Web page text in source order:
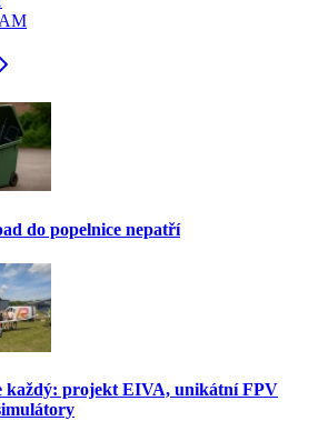
do popelnice nepatří
každý: projekt EIVA, unikátní FPV